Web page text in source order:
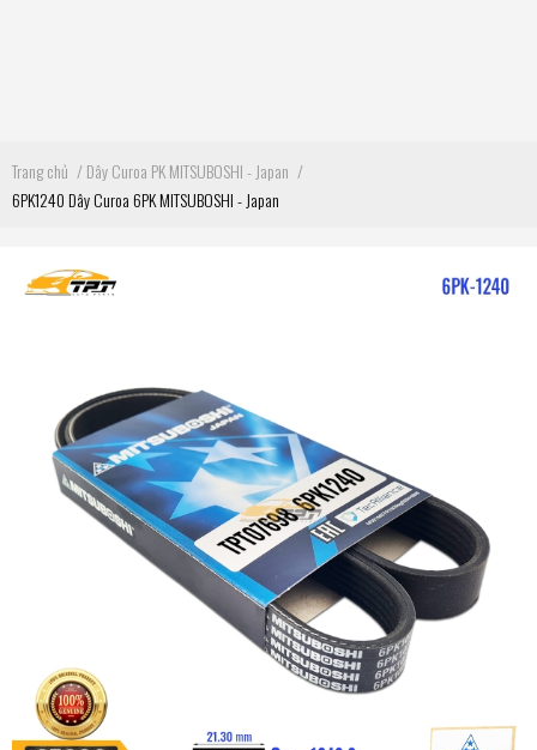
Trang chủ /Dây Curoa PK MITSUBOSHI - Japan /
6PK1240 Dây Curoa 6PK MITSUBOSHI - Japan